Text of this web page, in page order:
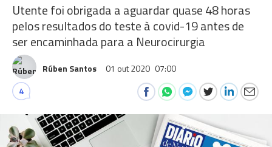
Utente foi obrigada a aguardar quase 48 horas
pelos resultados do teste à covid-19 antes de
ser encaminhada para a Neurocirurgia
Rúben Santos 01 out 2020 07:00
4